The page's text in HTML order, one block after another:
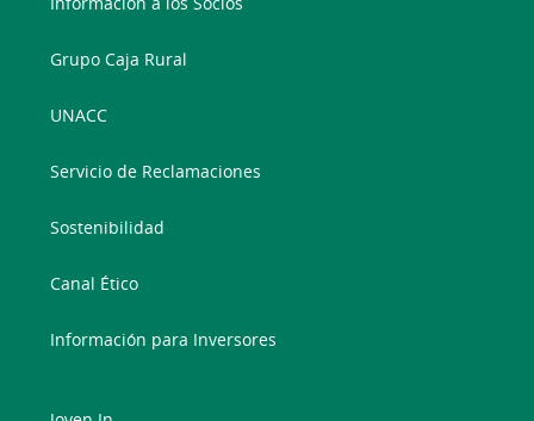
Grupo Caja Rural
UNACC
Servicio de Reclamaciones
Sostenibilidad
Canal Ético
Información para Inversores